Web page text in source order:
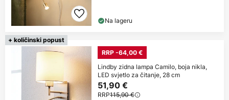
Na lageru
+ količinski popust
RRP -64,00 €
Lindby zidna lampa Camilo, boja nikla,
LED svjetlo za čitanje, 28 cm
51,90 €
RRP115,90 €